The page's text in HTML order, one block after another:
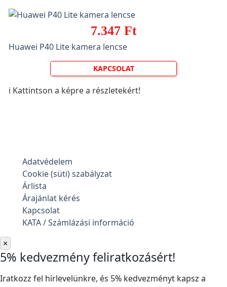
7.347 Ft
Huawei P40 Lite kamera lencse
KAPCSOLAT
ℹ️ Kattintson a képre a részletekért!
Adatvédelem
Cookie (süti) szabályzat
Árlista
Árajánlat kérés
Kapcsolat
KATA / Számlázási információ
×
5% kedvezmény feliratkozásért!
Iratkozz fel hírlevelünkre, és 5% kedvezményt kapsz a